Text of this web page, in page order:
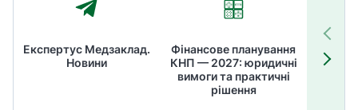
Експертус Медзаклад.
Новини
Фінансове планування
КНП — 2027: юридичні
вимоги та практичні
рішення